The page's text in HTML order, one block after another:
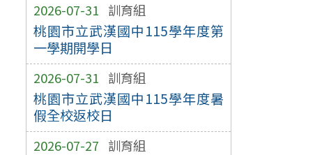
2026-07-31 訓育組
桃園市立武漢國中115學年度第
一學期開學日
2026-07-31 訓育組
桃園市立武漢國中115學年度暑
假全校返校日
2026-07-27 訓育組